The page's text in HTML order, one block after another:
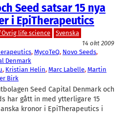
Seed satsar 15 nya
i EpiTherapeutics
life science
Svenska
14 okt 2009
, MycoTeQ, Novo Seeds
Denmark
, Kristian Helin, Marc Labelle, Martin
Birk
Seed Capital Denmark och
har gått in med ytterligare 15
kronor i EpiTherapeutics i